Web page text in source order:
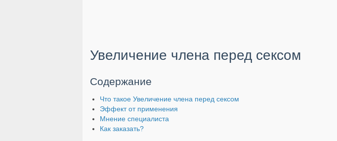
Увеличение члена перед сексом
Содержание
Что такое Увеличение члена перед сексом
Эффект от применения
Мнение специалиста
Как заказать?